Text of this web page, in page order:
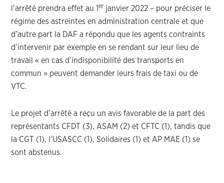
l’arrêté prendra effet au 1er janvier 2022 – pour préciser le
régime des astreintes en administration centrale et que
d’autre part la DAF a répondu que les agents contraints
d’intervenir par exemple en se rendant sur leur lieu de
travail « en cas d’indisponibilité des transports en
commun » peuvent demander leurs frais de taxi ou de
VTC.
Le projet d’arrêté a reçu un avis favorable de la part des
représentants CFDT (3), ASAM (2) et CFTC (1), tandis que
la CGT (1), l’USASCC (1), Solidaires (1) et AP MAE (1) se
sont abstenus.